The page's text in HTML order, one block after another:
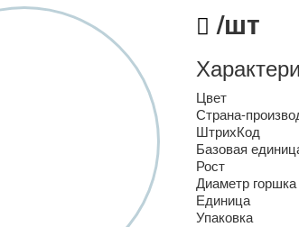
/шт
Цвет
Страна-
ШтрихКод
Базовая
Рост
Диаметр горшка
Единица
Упаковка